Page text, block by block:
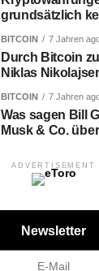
grundsätzlich
BITCOIN 7 Jahren
Durch Bitcoin
Niklas
BITCOIN 7 Jahren
Was sagen Bill
Musk & Co.
ADVERTISEMENT
Newsletter